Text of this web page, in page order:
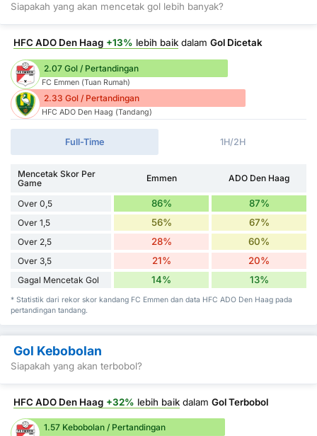
Siapakah yang akan mencetak gol lebih banyak?
HFC ADO Den Haag +13% lebih baik dalam Gol Dicetak
2.07 Gol / Pertandingan
FC Emmen (Tuan Rumah)
2.33 Gol / Pertandingan
HFC ADO Den Haag (Tandang)
Full-Time 1H/2H
Mencetak Skor Per
Game
Emmen ADO Den Haag
Over 0,5 86% 87%
Over 1,5 56% 67%
Over 2,5 28% 60%
Over 3,5 21% 20%
Gagal Mencetak Gol 14% 13%
* Statistik dari rekor skor kandang FC Emmen dan data HFC ADO Den Haag pada
pertandingan tandang.
Gol Kebobolan
Siapakah yang akan terbobol?
HFC ADO Den Haag +32% lebih baik dalam Gol Terbobol
1.57 Kebobolan / Pertandingan